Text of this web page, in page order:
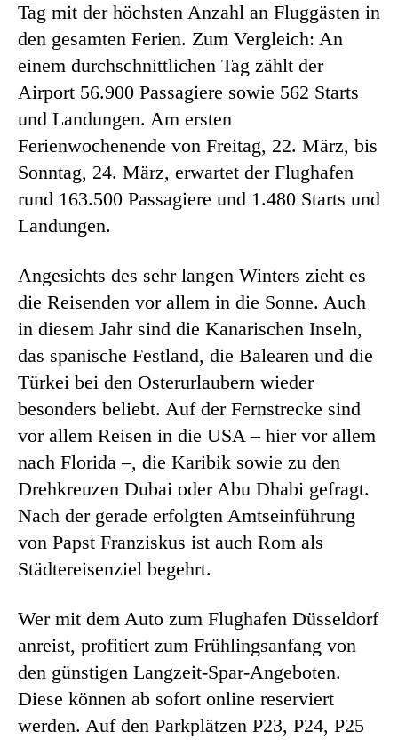
Tag mit der höchsten Anzahl an Fluggästen in
den gesamten Ferien. Zum Vergleich: An
einem durchschnittlichen Tag zählt der
Airport 56.900 Passagiere sowie 562 Starts
und Landungen. Am ersten
Ferienwochenende von Freitag, 22. März, bis
Sonntag, 24. März, erwartet der Flughafen
rund 163.500 Passagiere und 1.480 Starts und
Landungen.
Angesichts des sehr langen Winters zieht es
die Reisenden vor allem in die Sonne. Auch
in diesem Jahr sind die Kanarischen Inseln,
das spanische Festland, die Balearen und die
Türkei bei den Osterurlaubern wieder
besonders beliebt. Auf der Fernstrecke sind
vor allem Reisen in die USA – hier vor allem
nach Florida –, die Karibik sowie zu den
Drehkreuzen Dubai oder Abu Dhabi gefragt.
Nach der gerade erfolgten Amtseinführung
von Papst Franziskus ist auch Rom als
Städtereisenziel begehrt.
Wer mit dem Auto zum Flughafen Düsseldorf
anreist, profitiert zum Frühlingsanfang von
den günstigen Langzeit-Spar-Angeboten.
Diese können ab sofort online reserviert
werden. Auf den Parkplätzen P23, P24, P25